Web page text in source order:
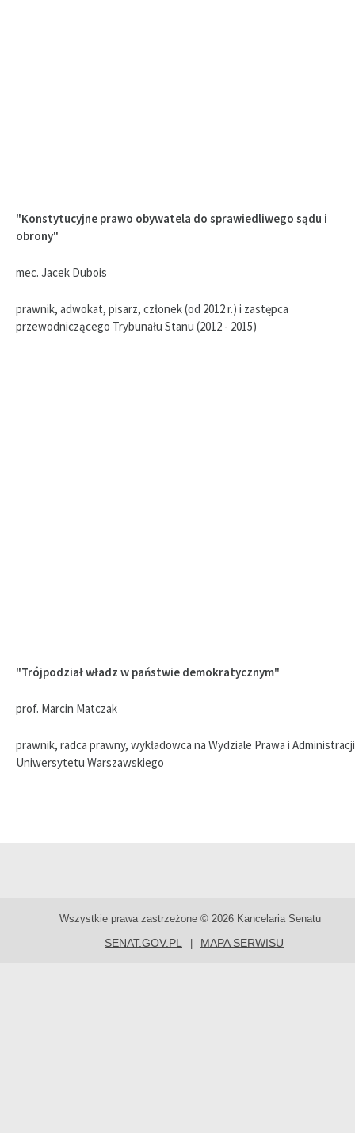
"Konstytucyjne prawo obywatela do sprawiedliwego sądu i
obrony"
mec. Jacek Dubois
prawnik, adwokat, pisarz, członek (od 2012 r.) i zastępca
przewodniczącego Trybunału Stanu (2012 - 2015)
"Trójpodział władz w państwie demokratycznym"
prof. Marcin Matczak
prawnik, radca prawny, wykładowca na Wydziale Prawa i Administracji
Uniwersytetu Warszawskiego
Wszystkie prawa zastrzeżone © 2026 Kancelaria Senatu
SENAT.GOV.PL MAPA SERWISU